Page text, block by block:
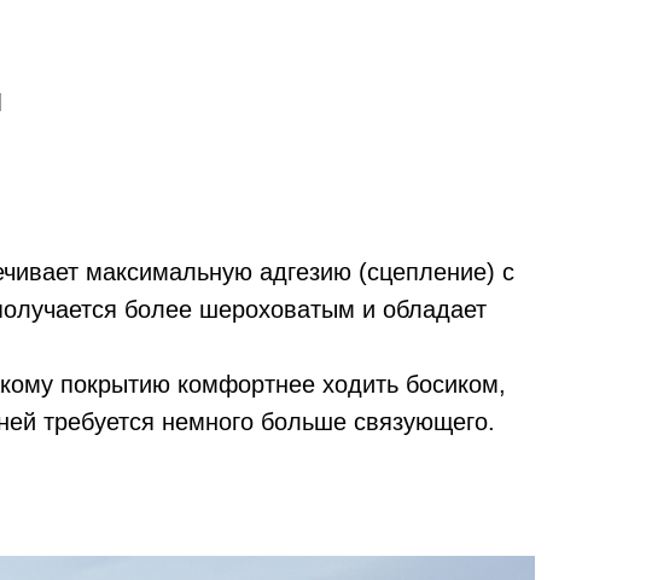
максимальную адгезию (сцепление) с
более шероховатым и обладает
покрытию комфортнее ходить босиком,
требуется немного больше связующего.